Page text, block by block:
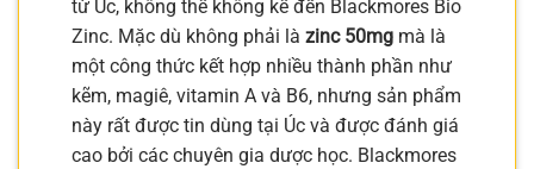
từ Úc, không thể không kể đến Blackmores Bio
Zinc. Mặc dù không phải là zinc 50mg mà là
một công thức kết hợp nhiều thành phần như
kẽm, magiê, vitamin A và B6, nhưng sản phẩm
này rất được tin dùng tại Úc và được đánh giá
cao bởi các chuyên gia dược học. Blackmores